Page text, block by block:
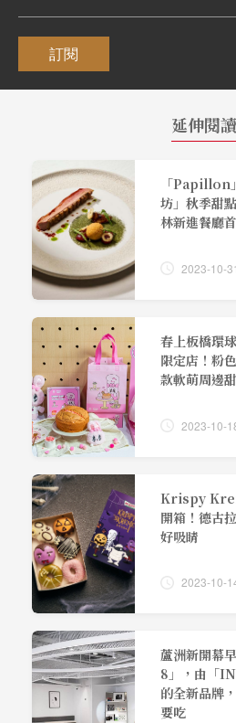
訂閱
延伸閱讀
「Papillon
坊」秋季甜
林新進餐廳
2023-10-
春上板橋環
限定店！粉
款軟萌周邊
2023-10-
Krispy
開箱！德古
好吸睛
2023-10-
蘆洲新開幕
8」，由「
的全新品牌
要吃